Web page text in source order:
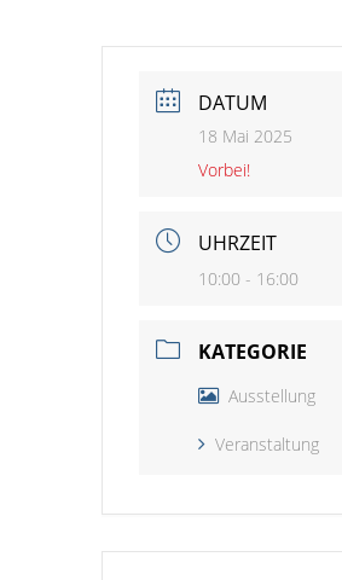
DATUM
18 Mai 2025
Vorbei!
UHRZEIT
10:00 - 16:00
KATEGORIE
Ausstellung
Veranstaltung